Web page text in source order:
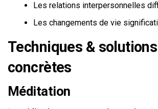
Les relations interpersonnelles
Les changements de vie
Techniques & solutions
concrètes
Méditation